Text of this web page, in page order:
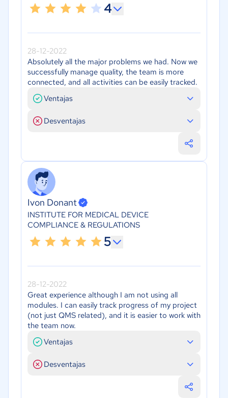
4
28-12-2022
Absolutely all the major problems we had. Now we
successfully manage quality, the team is more
connected, and all activities can be easily tracked.
Ventajas
Desventajas
Ivon Donant
INSTITUTE FOR MEDICAL DEVICE
COMPLIANCE & REGULATIONS
5
28-12-2022
Great experience although I am not using all
modules. I can easily track progress of my project
(not just QMS related), and it is easier to work with
the team now.
Ventajas
Desventajas